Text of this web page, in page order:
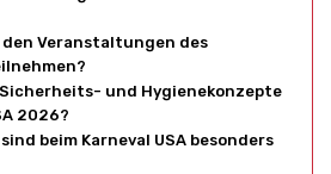
den Veranstaltungen des
und Hygienekonzepte
2026?
beim Karneval USA besonders